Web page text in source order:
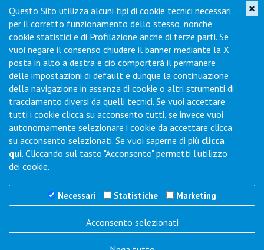
Iscriviti per ricevere novità di prodotto, servizi, porte aperte e
offerte dei nostri punti vendita.
Contatti
Via Collodi, 1 - Loc. Chiano - 50028 Barberino Tavarnelle (FI) -
Italy
Tel.+39 0577-6501Fax+39 0577-650216
Commenti / Richieste
Trigano Servizi S.r.l.
Questo Sito utilizza alcuni tipi di cookie tecnici necessari
per il corretto funzionamento dello stesso, nonché
cookie statistici e di Profilazione anche di terze parti. Se
vuoi negare il consenso chiudere il banner mediante la X
posta in alto a destra e ciò comporterà il permanere
delle impostazioni di default e dunque la continuazione
della navigazione in assenza di cookie o altri strumenti di
tracciamento diversi da quelli tecnici. Se vuoi accettare
tutti i cookie clicca su acconsento tutti, se invece vuoi
autonomamente selezionare i cookie da accettare clicca
su acconsento selezionati. Se vuoi saperne di più clicca
qui. Cliccando sul tasto "Acconsento" permetti l'utilizzo
dei cookie.
Necessari Statistiche Marketing
Acconsento selezionati
×